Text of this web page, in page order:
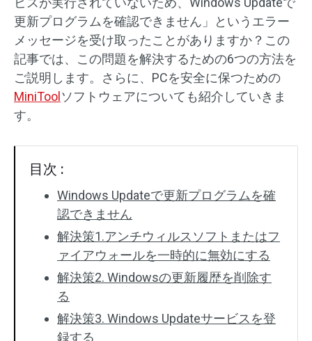
更新プログラムを確認できません」というエラー
メッセージを受け取ったことがありますか？この
記事では、この問題を解決するための6つの方法を
ご説明します。さらに、PCを安全に保つための
MiniTool ソフトウェアについても紹介していきま
す。
目次 :
Windows Updateで更新プログラムを確
認できません
解決策1.アンチウィルスソフトまたはフ
ァイアウォールを一時的に無効にする
解決策2. Windowsの更新履歴を削除す
る
解決策3. Windows Updateサービスを登
録する